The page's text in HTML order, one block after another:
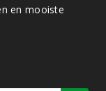
en mooiste